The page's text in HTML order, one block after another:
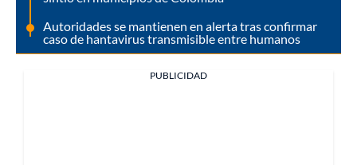
Autoridades se mantienen en alerta tras confirmar
caso de hantavirus transmisible entre humanos
PUBLICIDAD